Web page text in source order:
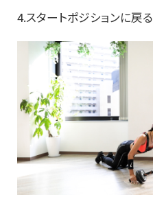
4.スタートポジションに戻る